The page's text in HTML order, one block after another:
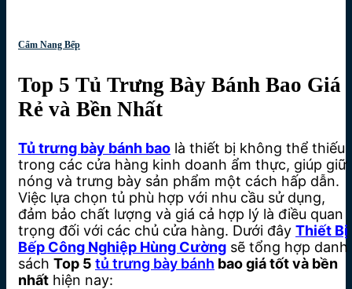
Cẩm Nang Bếp
Top 5 Tủ Trưng Bày Bánh Bao Giá
Rẻ và Bền Nhất
Tủ trưng bày bánh bao là thiết bị không thể thiếu
trong các cửa hàng kinh doanh ẩm thực, giúp giữ
nóng và trưng bày sản phẩm một cách hấp dẫn.
Việc lựa chọn tủ phù hợp với nhu cầu sử dụng,
đảm bảo chất lượng và giá cả hợp lý là điều quan
trọng đối với các chủ cửa hàng. Dưới đây Thiết Bị
Bếp Công Nghiệp Hùng Cường sẽ tổng hợp danh
sách Top 5 tủ trưng bày bánh bao giá tốt và bền
nhất hiện nay: